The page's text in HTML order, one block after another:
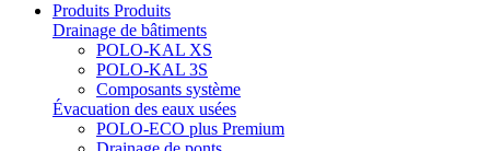
Produits Produits
Drainage de bâtiments
POLO-KAL XS
POLO-KAL 3S
Composants système
Évacuation des eaux usées
POLO-ECO plus Premium